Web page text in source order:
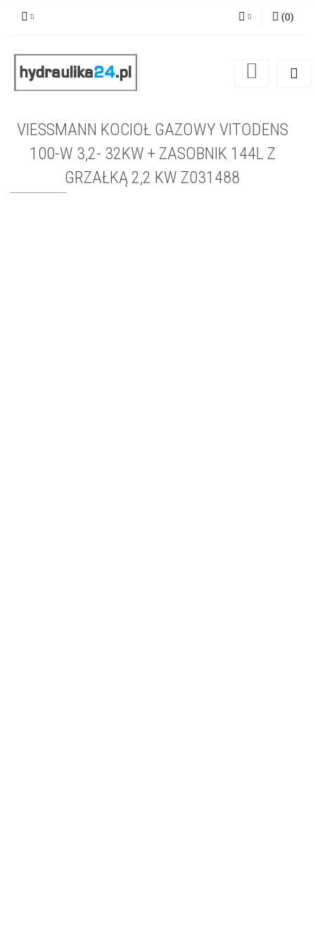
Zarejestruj się
(0)
VIESSMANN KOCIOŁ GAZOWY VITODENS
100-W 3,2- 32KW + ZASOBNIK 144L Z
GRZAŁKĄ 2,2 KW Z031488